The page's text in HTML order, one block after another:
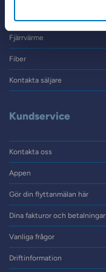
Fjärrvärme
Fiber
Kontakta säljare
Kundservice
Kontakta oss
Appen
Gör din flyttanmälan här
Dina fakturor och betalningar
Vanliga frågor
Driftinformation